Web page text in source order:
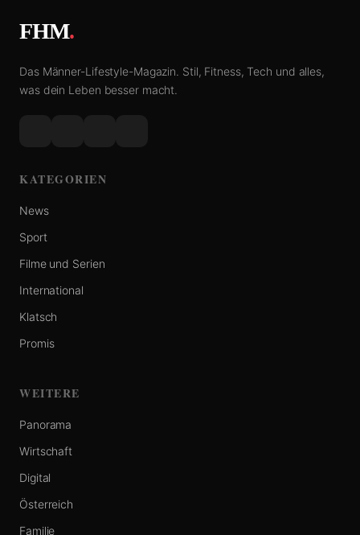
FHM.
Das Männer-Lifestyle-Magazin. Stil, Fitness, Tech und alles,
was dein Leben besser macht.
KATEGORIEN
News
Sport
Filme und Serien
International
Klatsch
Promis
WEITERE
Panorama
Wirtschaft
Digital
Österreich
Familie